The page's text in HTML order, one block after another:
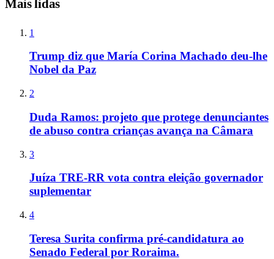
Mais lidas
1
Trump diz que María Corina Machado deu-lhe
Nobel da Paz
2
Duda Ramos: projeto que protege denunciantes
de abuso contra crianças avança na Câmara
3
Juíza TRE-RR vota contra eleição governador
suplementar
4
Teresa Surita confirma pré-candidatura ao
Senado Federal por Roraima.